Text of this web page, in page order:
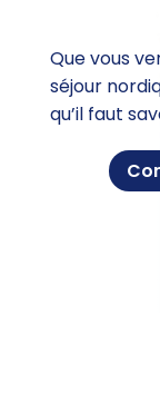
Que vous
séjour
qu’il faut